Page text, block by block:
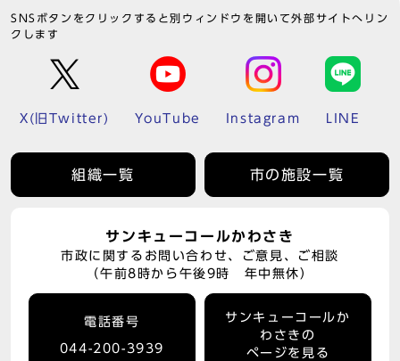
SNSボタンをクリックすると別ウィンドウを開いて外部サイトへリン
クします
X(旧Twitter) YouTube Instagram LINE
組織一覧 市の施設一覧
サンキューコールかわさき
市政に関するお問い合わせ、ご意見、ご相談
（午前8時から午後9時 年中無休）
電話番号
044-200-3939
サンキューコールか
わさきの
ページを見る